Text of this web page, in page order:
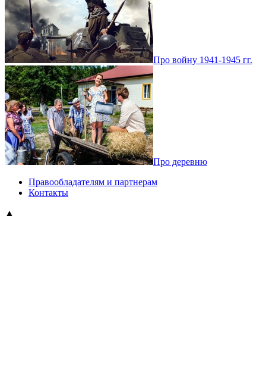
Про войну 1941-1945 гг.
Про деревню
Правообладателям и партнерам
Контакты
▲